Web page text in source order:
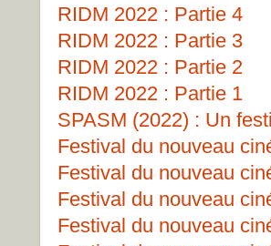
RIDM 2022 : Partie 4
RIDM 2022 : Partie 3
RIDM 2022 : Partie 2
RIDM 2022 : Partie 1
SPASM (2022) : Un
Festival du nouveau
Festival du nouveau
Festival du nouveau
Festival du nouveau